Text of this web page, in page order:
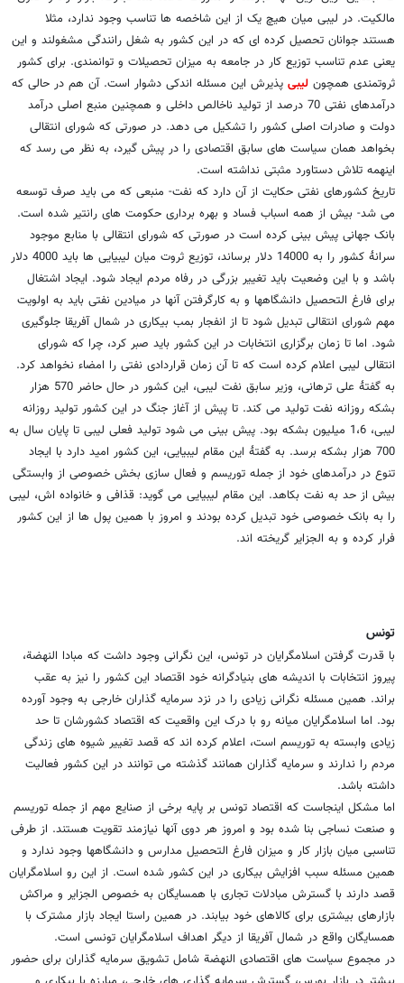
مالکیت. در لیبی میان هیچ یک از این شاخصه ها تناسب وجود ندارد، مثلا
هستند جوانان تحصیل کرده ای که در این کشور به شغل رانندگی مشغولند و این
یعنی عدم تناسب توزیع کار در جامعه به میزان تحصیلات و توانمندی. برای کشور
ثروتمندی همچون لیبی پذیرش این مسئله اندکی دشوار است. آن هم در حالی که
درآمدهای نفتی 70 درصد از تولید ناخالص داخلی و همچنین منبع اصلی درآمد
دولت و صادرات اصلی کشور را تشکیل می دهد. در صورتی که شورای انتقالی
بخواهد همان سیاست های سابق اقتصادی را در پیش گیرد، به نظر می رسد که
اینهمه تلاش دستاورد مثبتی نداشته است.
تاریخ کشورهای نفتی حکایت از آن دارد که نفت- منبعی که می باید صرف توسعه
می شد- بیش از همه اسباب فساد و بهره برداری حکومت های رانتیر شده است.
بانک جهانی پیش بینی کرده است در صورتی که شورای انتقالی با منابع موجود
سرانۀ کشور را به 14000 دلار برساند، توزیع ثروت میان لیبیایی ها باید 4000 دلار
باشد و با این وضعیت باید تغییر بزرگی در رفاه مردم ایجاد شود. ایجاد اشتغال
برای فارغ التحصیل دانشگاهها و به کارگرفتن آنها در میادین نفتی باید به اولویت
مهم شورای انتقالی تبدیل شود تا از انفجار بمب بیکاری در شمال آفریقا جلوگیری
شود. اما تا زمان برگزاری انتخابات در این کشور باید صبر کرد، چرا که شورای
انتقالی لیبی اعلام کرده است که تا آن زمان قراردادی نفتی را امضاء نخواهد کرد.
به گفتۀ علی ترهانی، وزیر سابق نفت لیبی، این کشور در حال حاضر 570 هزار
بشکه روزانه نفت تولید می کند. تا پیش از آغاز جنگ در این کشور تولید روزانه
لیبی، 1،6 میلیون بشکه بود. پیش بینی می شود تولید فعلی لیبی تا پایان سال به
700 هزار بشکه برسد. به گفتۀ این مقام لیبیایی، این کشور امید دارد با ایجاد
تنوع در درآمدهای خود از جمله توریسم و فعال سازی بخش خصوصی از وابستگی
بیش از حد به نفت بکاهد. این مقام لیبیایی می گوید: قذافی و خانواده اش، لیبی
را به بانک خصوصی خود تبدیل کرده بودند و امروز با همین پول ها از این کشور
فرار کرده و به الجزایر گریخته اند.
تونس
با قدرت گرفتن اسلامگرایان در تونس، این نگرانی وجود داشت که مبادا النهضة،
پیروز انتخابات با اندیشه های بنیادگرانه خود اقتصاد این کشور را نیز به عقب
براند. همین مسئله نگرانی زیادی را در نزد سرمایه گذاران خارجی به وجود آورده
بود. اما اسلامگرایان میانه رو با درک این واقعیت که اقتصاد کشورشان تا حد
زیادی وابسته به توریسم است، اعلام کرده اند که قصد تغییر شیوه های زندگی
مردم را ندارند و سرمایه گذاران همانند گذشته می توانند در این کشور فعالیت
داشته باشد.
اما مشکل اینجاست که اقتصاد تونس بر پایه برخی از صنایع مهم از جمله توریسم
و صنعت نساجی بنا شده بود و امروز هر دوی آنها نیازمند تقویت هستند. از طرفی
تناسبی میان بازار کار و میزان فارغ التحصیل مدارس و دانشگاهها وجود ندارد و
همین مسئله سبب افزایش بیکاری در این کشور شده است. از این رو اسلامگرایان
قصد دارند با گسترش مبادلات تجاری با همسایگان به خصوص الجزایر و مراکش
بازارهای بیشتری برای کالاهای خود بیابند. در همین راستا ایجاد بازار مشترک با
همسایگان واقع در شمال آفریقا از دیگر اهداف اسلامگرایان تونسی است.
در مجموع سیاست های اقتصادی النهضة شامل تشویق سرمایه گذاران برای حضور